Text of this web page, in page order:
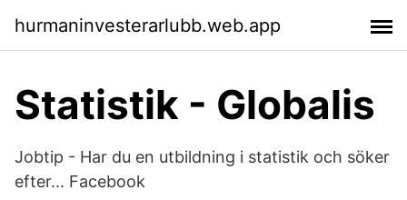
hurmaninvesterarlubb.web.app
Statistik - Globalis
Jobtip - Har du en utbildning i statistik och söker
efter... Facebook